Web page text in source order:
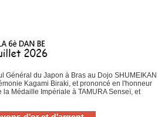
Général du Japon à Bras au Dojo SHUMEIKAN
Kagami Biraki, et prononcé en l'honneur
Médaille Impériale à TAMURA Senseï, et